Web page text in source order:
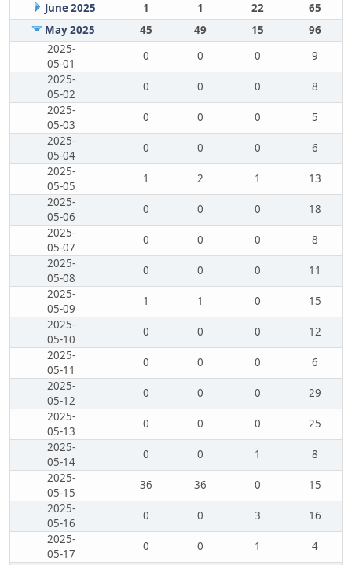
June 2025
1 1 22
65
May 2025
45 49 15
96
2025-
05-01
0 0 0
9
2025-
05-02
0 0 0
8
2025-
05-03
0 0 0
5
2025-
05-04
0 0 0
6
2025-
05-05
1 2 1
13
2025-
05-06
0 0 0
18
2025-
05-07
0 0 0
8
2025-
05-08
0 0 0
11
2025-
05-09
1 1 0
15
2025-
05-10
0 0 0
12
2025-
05-11
0 0 0
6
2025-
05-12
0 0 0
29
2025-
05-13
0 0 0
25
2025-
05-14
0 0 1
8
2025-
05-15
36 36 0
15
2025-
05-16
0 0 3
16
2025-
05-17
0 0 1
4